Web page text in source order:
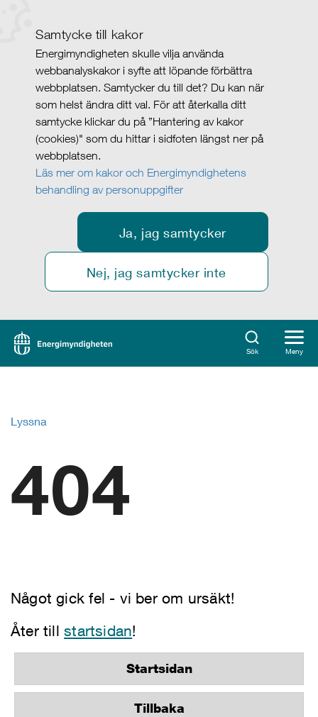
Samtycke till kakor
Energimyndigheten skulle vilja använda
webbanalyskakor i syfte att löpande förbättra
webbplatsen. Samtycker du till det? Du kan när
som helst ändra ditt val. För att återkalla ditt
samtycke klickar du på ”Hantering av kakor
(cookies)" som du hittar i sidfoten längst ner på
webbplatsen.
Läs mer om kakor och Energimyndighetens
behandling av personuppgifter
Ja, jag samtycker
Nej, jag samtycker inte
Sök Meny
Lyssna
404
Något gick fel - vi ber om ursäkt!
Åter tillstartsidan!
Startsidan
Tillbaka